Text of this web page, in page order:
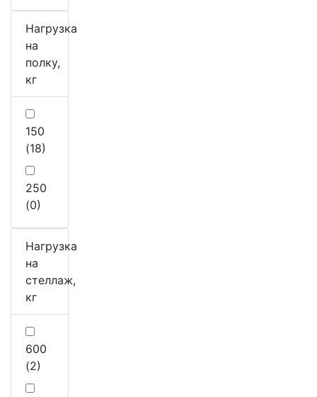
Нагрузка
на
полку,
кг
150
(18)
250
(0)
Нагрузка
на
стеллаж,
кг
600
(2)